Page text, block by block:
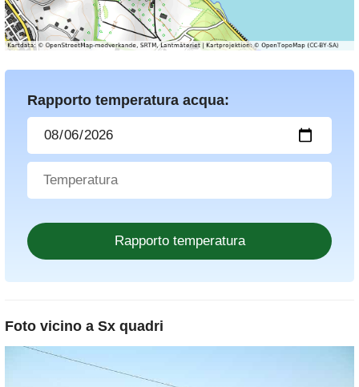
Rapporto temperatura acqua:
Foto vicino a Sx quadri